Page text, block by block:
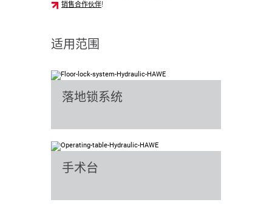
销售合作伙伴!
适用范围
落地锁系统
手术台